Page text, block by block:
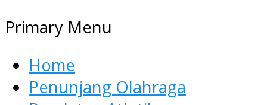
Primary Menu
Home
Penunjang Olahraga